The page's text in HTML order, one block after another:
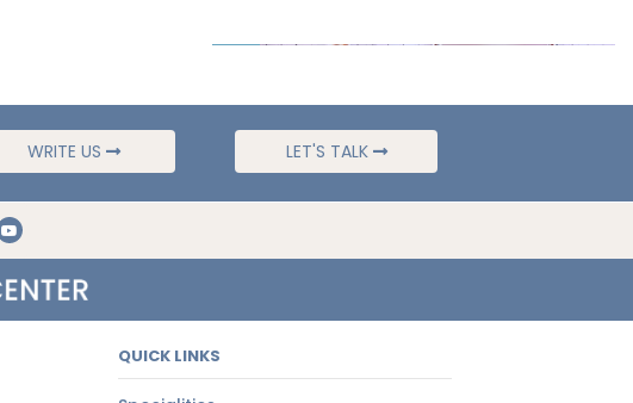
WRITE US LET'S TALK
QUICK LINKS